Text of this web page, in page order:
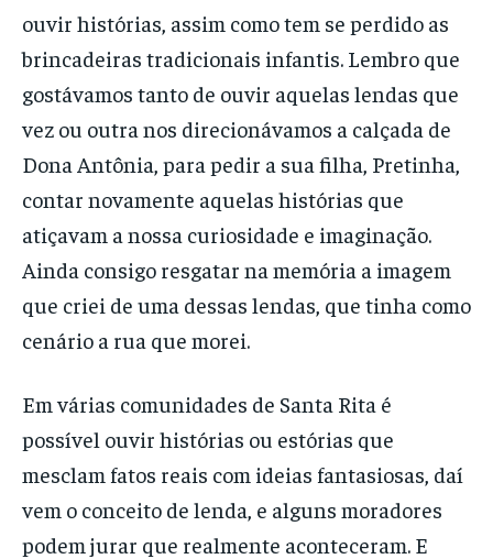
ouvir histórias, assim como tem se perdido as
brincadeiras tradicionais infantis. Lembro que
gostávamos tanto de ouvir aquelas lendas que
vez ou outra nos direcionávamos a calçada de
Dona Antônia, para pedir a sua filha, Pretinha,
contar novamente aquelas histórias que
atiçavam a nossa curiosidade e imaginação.
Ainda consigo resgatar na memória a imagem
que criei de uma dessas lendas, que tinha como
cenário a rua que morei.
Em várias comunidades de Santa Rita é
possível ouvir histórias ou estórias que
mesclam fatos reais com ideias fantasiosas, daí
vem o conceito de lenda, e alguns moradores
podem jurar que realmente aconteceram. E